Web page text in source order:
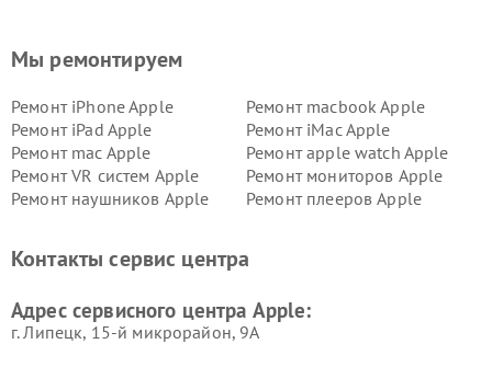
Мы ремонтируем
Ремонт iPhone Apple
Ремонт macbook Apple
Ремонт iPad Apple
Ремонт iMac Apple
Ремонт mac Apple
Ремонт apple watch Apple
Ремонт VR систем Apple
Ремонт мониторов Apple
Ремонт наушников Apple
Ремонт плееров Apple
Контакты сервис центра
Адрес сервисного центра Apple:
г. Липецк, 15-й микрорайон, 9А